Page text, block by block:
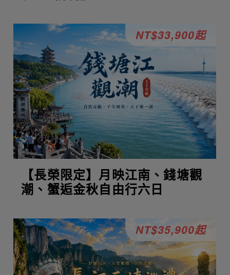
【長榮限定】月映江南、錢塘觀
潮、蟹逅金秋自由行六日
NT$33,900起
NT$35,900起